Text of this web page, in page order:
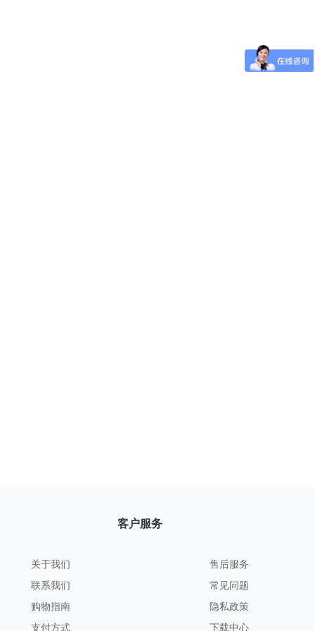
客户服务
关于我们
联系我们
购物指南
支付方式
售后服务
常见问题
隐私政策
下载中心